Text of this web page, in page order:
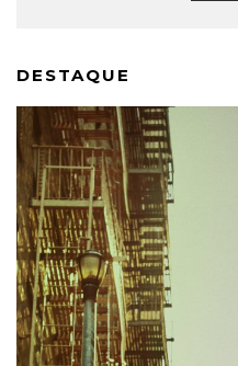
DESTAQUE